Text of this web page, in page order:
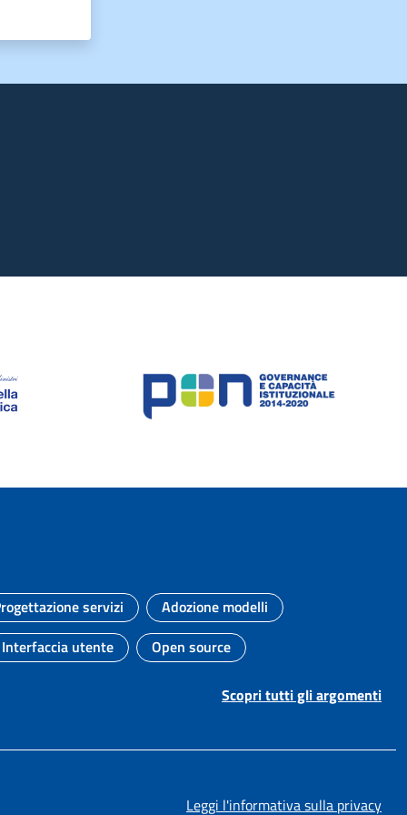
Argomento:
servizi
Argomento:
Adozione modelli
Argomento:
Interfaccia utente
Argomento:
Open source
Scopri tutti gli argomenti
Leggi l'informativa sulla privacy